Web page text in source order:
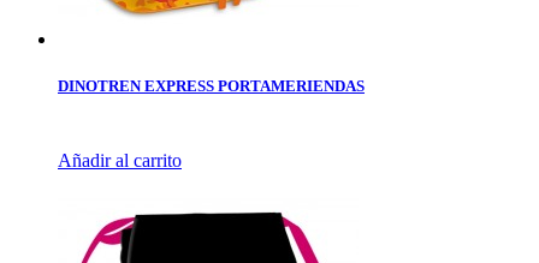
DINOTREN EXPRESS PORTAMERIENDAS
Añadir al carrito